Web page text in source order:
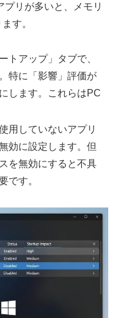
リが多いと、メモリ
す。
トアップ」タブで、
特に「影響」評価が
します。これらはPC
用していないアプリ
効に設定します。但
を無効にすると不具
です。